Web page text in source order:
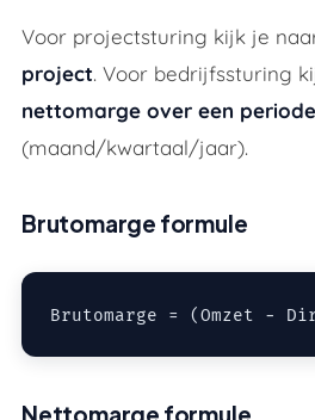
Voor projectsturing kijk je
project. Voor bedrijfssturing
nettomarge over een periode
(maand/kwartaal/jaar).
Brutomarge formule
Nettomarge formule